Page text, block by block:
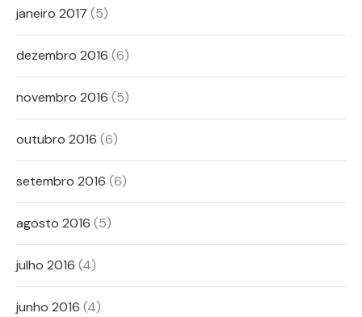
janeiro 2017 (5)
dezembro 2016 (6)
novembro 2016 (5)
outubro 2016 (6)
setembro 2016 (6)
agosto 2016 (5)
julho 2016 (4)
junho 2016 (4)